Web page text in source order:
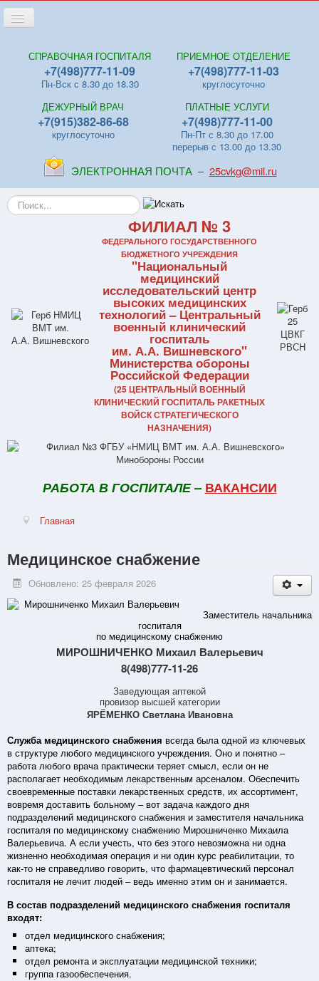
Переключить
навигацию
Новости
Отделения
Поликлиники
Контакты
Видео
СПРАВОЧНАЯ ГОСПИТАЛЯ
+7(498)777-11-09
Пн-Вск с 8.30 до 18.30
ПРИЕМНОЕ ОТДЕЛЕНИЕ
+7(498)777-11-03
круглосуточно
ДЕЖУРНЫЙ ВРАЧ
+7(915)382-86-68
круглосуточно
ПЛАТНЫЕ УСЛУГИ
+7(498)777-11-00
Пн-Пт с 8.30 до 17.00
перерыв с 13.00 до 13.30
ЭЛЕКТРОННАЯ ПОЧТА – 25cvkg@mil.ru
Искать...
ФИЛИАЛ № 3
ФЕДЕРАЛЬНОГО ГОСУДАРСТВЕННОГО
БЮДЖЕТНОГО УЧРЕЖДЕНИЯ
"Национальный
медицинский
исследовательский центр
высоких медицинских
технологий – Центральный
военный клинический
госпиталь
им. А.А. Вишневского"
Министерства обороны
Российской Федерации
(25 ЦЕНТРАЛЬНЫЙ ВОЕННЫЙ
КЛИНИЧЕСКИЙ ГОСПИТАЛЬ РАКЕТНЫХ
ВОЙСК СТРАТЕГИЧЕСКОГО
НАЗНАЧЕНИЯ)
РАБОТА В ГОСПИТАЛЕ– ВАКАНСИИ
Главная
Медицинское снабжение
Обновлено: 25 февраля 2026
Заместитель начальника
госпиталя
по медицинскому снабжению
МИРОШНИЧЕНКО Михаил Валерьевич
8(498)777-11-26
Заведующая аптекой
провизор высшей категории
ЯРЁМЕНКО Светлана Ивановна
Служба медицинского снабжения всегда была одной из ключевых
в структуре любого медицинского учреждения. Оно и понятно –
работа любого врача практически теряет смысл, если он не
располагает необходимым лекарственным арсеналом. Обеспечить
своевременные поставки лекарственных средств, их ассортимент,
вовремя доставить больному – вот задача каждого дня
подразделений медицинского снабжения и заместителя начальника
госпиталя по медицинскому снабжению Мирошниченко Михаила
Валерьевича. А если учесть, что без этого невозможна ни одна
жизненно необходимая операция и ни один курс реабилитации, то
как-то не справедливо говорить, что фармацевтический персонал
госпиталя не лечит людей – ведь именно этим он и занимается.
В состав подразделений медицинского снабжения госпиталя
входят:
отдел медицинского снабжения;
аптека;
отдел ремонта и эксплуатации медицинской техники;
группа газообеспечения.